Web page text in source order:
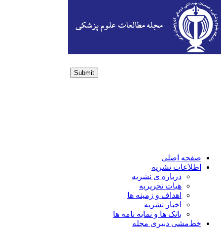
Submit
صفحه اصلی
اطلاعات نشریه
درباره ی نشریه
هیات تحریریه
اهداف و زمینه ها
اخبار نشریه
بانک ها و نمایه نامه ها
خط‌مشی دبیری مجله